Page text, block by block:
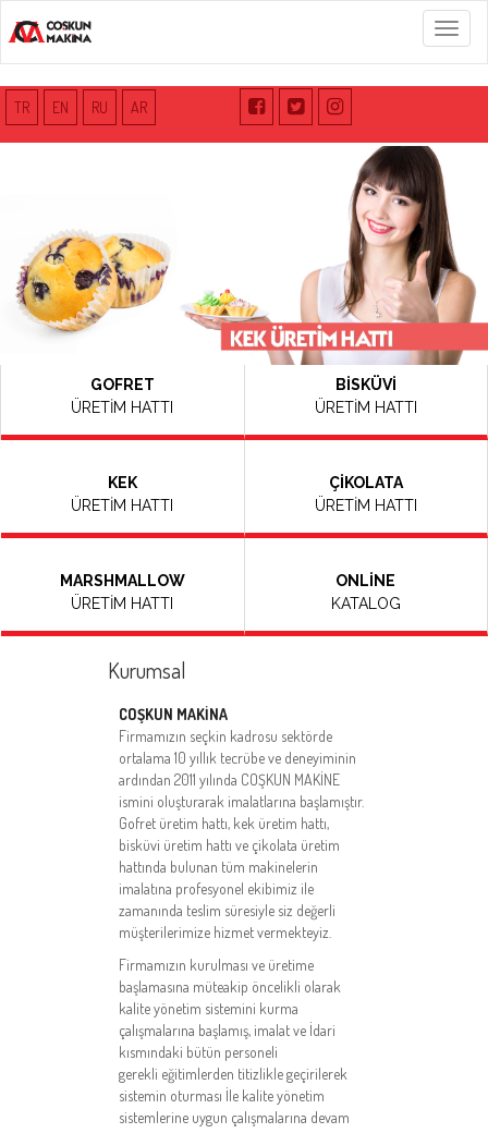
Menü
TR EN RU AR
GOFRET
ÜRETİM HATTI
BİSKÜVİ
ÜRETİM HATTI
KEK
ÜRETİM HATTI
ÇİKOLATA
ÜRETİM HATTI
MARSHMALLOW
ÜRETİM HATTI
ONLİNE
KATALOG
Kurumsal
COŞKUN MAKİNA
Firmamızın seçkin kadrosu sektörde
ortalama 10 yıllık tecrübe ve deneyiminin
ardından 2011 yılında COŞKUN MAKİNE
ismini oluşturarak imalatlarına başlamıştır.
Gofret üretim hattı, kek üretim hattı,
bisküvi üretim hattı ve çikolata üretim
hattında bulunan tüm makinelerin
imalatına profesyonel ekibimiz ile
zamanında teslim süresiyle siz değerli
müşterilerimize hizmet vermekteyiz.
Firmamızın kurulması ve üretime
başlamasına müteakip öncelikli olarak
kalite yönetim sistemini kurma
çalışmalarına başlamış, imalat ve İdari
kısmındaki bütün personeli
gerekli eğitimlerden titizlikle geçirilerek
sistemin oturması İle kalite yönetim
sistemlerine uygun çalışmalarına devam